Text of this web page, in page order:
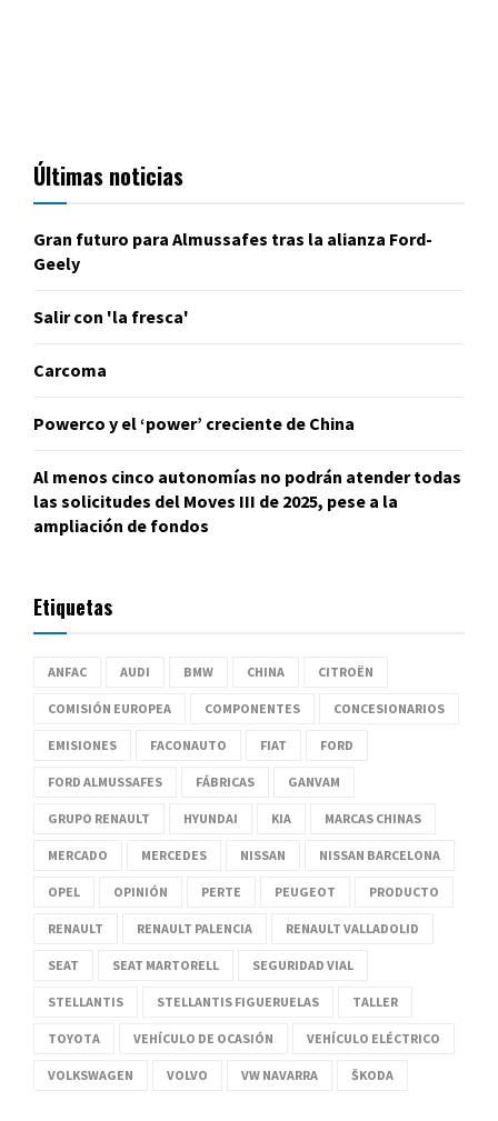
Últimas noticias
Gran futuro para Almussafes tras la alianza Ford-
Geely
Salir con 'la fresca'
Carcoma
Powerco y el ‘power’ creciente de China
Al menos cinco autonomías no podrán atender todas
las solicitudes del Moves III de 2025, pese a la
ampliación de fondos
Etiquetas
ANFAC AUDI BMW CHINA CITROËN
COMISIÓN EUROPEA COMPONENTES CONCESIONARIOS
EMISIONES FACONAUTO FIAT FORD
FORD ALMUSSAFES FÁBRICAS GANVAM
GRUPO RENAULT HYUNDAI KIA MARCAS CHINAS
MERCADO MERCEDES NISSAN NISSAN BARCELONA
OPEL OPINIÓN PERTE PEUGEOT PRODUCTO
RENAULT RENAULT PALENCIA RENAULT VALLADOLID
SEAT SEAT MARTORELL SEGURIDAD VIAL
STELLANTIS STELLANTIS FIGUERUELAS TALLER
TOYOTA VEHÍCULO DE OCASIÓN VEHÍCULO ELÉCTRICO
VOLKSWAGEN VOLVO VW NAVARRA ŠKODA